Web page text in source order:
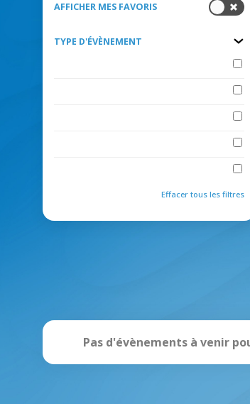
AFFICHER MES FAVORIS
TYPE D'ÉVÈNEMENT
Effacer tous les filtres
Pas d'évènements à venir